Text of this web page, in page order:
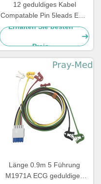
12 geduldiges Kabel
Compatable Pin 5leads ECG
mit Bionet BM5 BM7
Erhalten Sie besten
Preis
Länge 0.9m 5 Führung
M1971A ECG geduldiges